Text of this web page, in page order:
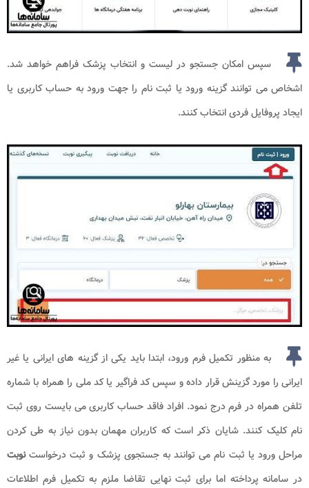
سپس امکان جستجو در لیست و انتخاب پزشک فراهم خواهد شد.
اشخاص می توانند گزینه‌ ورود یا ثبت نام را جهت ورود به حساب کاربری یا
ایجاد پروفایل فردی انتخاب کنند.
به منظور تکمیل فرم ورود، ابتدا باید یکی از گزینه های ایرانی یا غیر
ایرانی را مورد گزینش قرار داده و سپس کد فراگیر یا کد ملی را همراه با شماره
تلفن همراه در فرم درج نمود. افراد فاقد حساب کاربری می بایست روی ثبت
نام کلیک کنند. شایان ذکر است که کاربران مهمان بدون نیاز به طی کردن
مراحل ورود یا ثبت نام می توانند به جستجوی پزشک و ثبت درخواستنوبت
در سامانه پرداخته اما برای ثبت نهایی تقاضا ملزم به تکمیل فرم اطلاعات